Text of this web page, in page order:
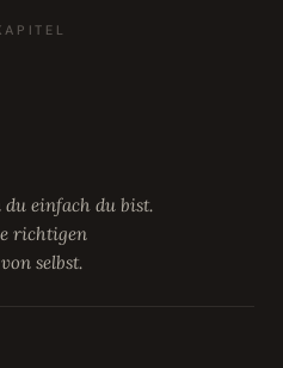
einfach du bist.
richtigen
selbst.